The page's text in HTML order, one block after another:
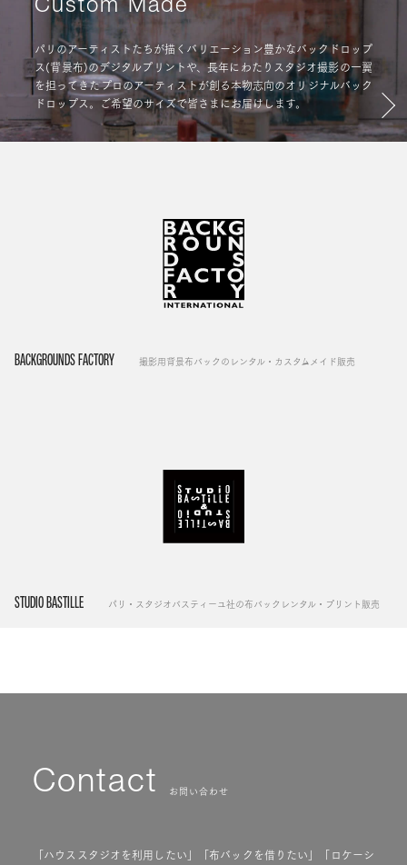
Custom Made
パリのアーティストたちが描くバリエーション豊かなバックドロップ
ス(背景布)のデジタルプリントや、長年にわたりスタジオ撮影の一翼
を担ってきたプロのアーティストが創る本物志向のオリジナルバック
ドロップス。ご希望のサイズで皆さまにお届けします。
BACKGROUNDS FACTORY 撮影用背景布バックのレンタル・カスタムメイド販売
STUDIO BASTILLE パリ・スタジオバスティーユ社の布バックレンタル・プリント販売
Contact お問い合わせ
「ハウススタジオを利用したい」「布バックを借りたい」「ロケーシ